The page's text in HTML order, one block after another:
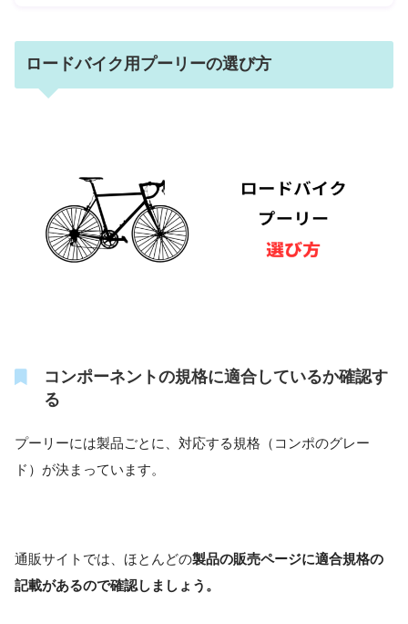
ロードバイク用プーリーの選び方
コンポーネントの規格に適合しているか確認す
る
プーリーには製品ごとに、対応する規格（コンポのグレー
ド）が決まっています。
通販サイトでは、ほとんどの製品の販売ページに適合規格の
記載があるので確認しましょう。